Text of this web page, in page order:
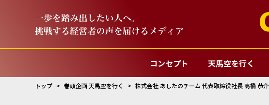
コンセプト 天馬空を行く
トップ 巻頭企画 天馬空を行く 株式会社 あしたのチーム 代表取締役社長 高橋 恭介